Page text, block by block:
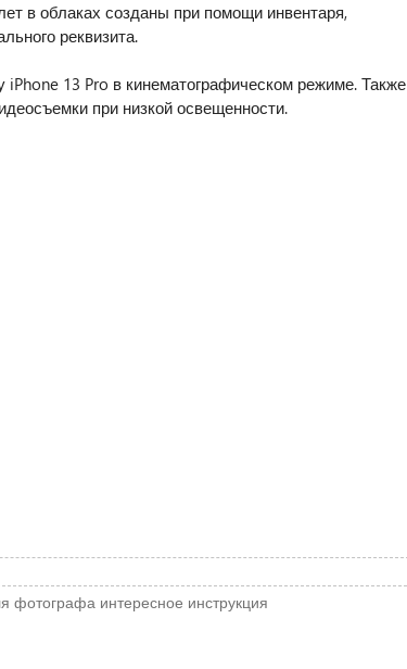
в облаках созданы при помощи инвентаря,
реквизита.
13 Pro в кинематографическом режиме. Также
при низкой освещенности.
фотографа интересное инструкция